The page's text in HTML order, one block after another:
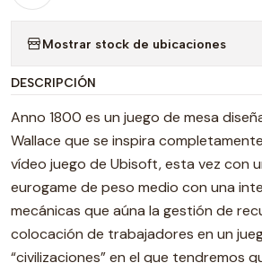
Mostrar stock de ubicaciones
DESCRIPCIÓN
Anno 1800 es un juego de mesa
Wallace que se inspira
vídeo juego de Ubisoft, esta vez con
eurogame de peso medio con una
mecánicas que aúna la gestión de
colocación de trabajadores en un
“civilizaciones” en el que tendremos